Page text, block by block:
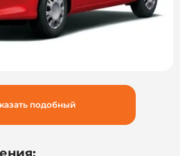
подобный